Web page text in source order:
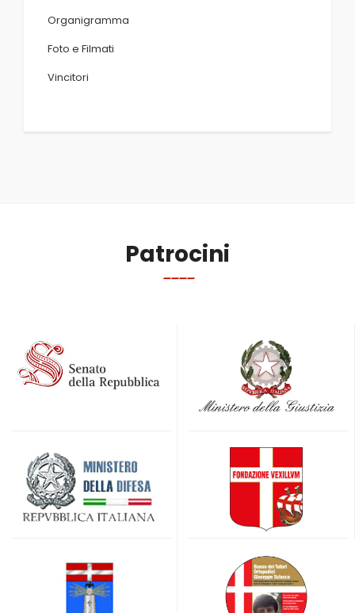
Organigramma
Foto e Filmati
Vincitori
Patrocini